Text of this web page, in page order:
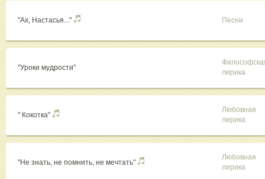
"Ах, Настасья..." Песни
"Уроки мудрости"
лирика
" Кокотка"
Любовная
лирика
"Не знать, не помнить, не мечтать"
Любовная
лирика